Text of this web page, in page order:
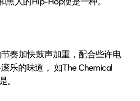
奏加快鼓声加重，配合些许电
乐的味道， 如The Chemical
。